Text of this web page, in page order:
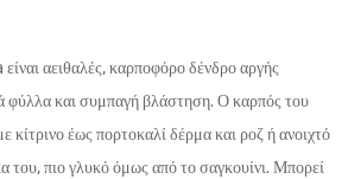
αειθαλές, καρποφόρο δένδρο αργής
φύλλα και συμπαγή βλάστηση. Ο καρπός του
κίτρινο έως πορτοκαλί δέρμα και ροζ ή ανοιχτό
του, πιο γλυκό όμως από το σαγκουίνι. Μπορεί